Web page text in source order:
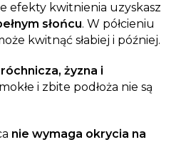
efekty kwitnienia uzyskasz
słońcu. W półcieniu
kwitnąć słabiej i później.
żyzna i
i zbite podłoża nie są
nie wymaga okrycia na